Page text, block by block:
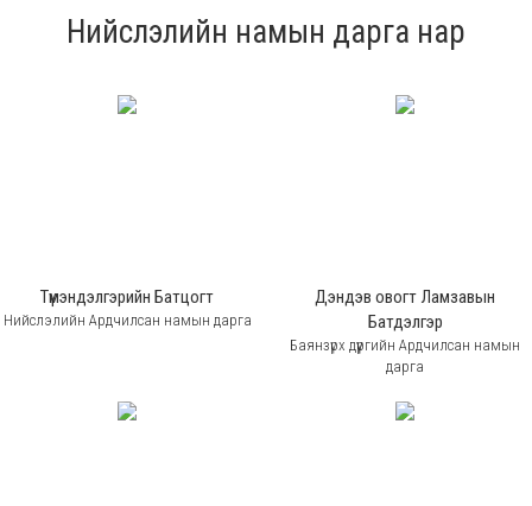
Нийслэлийн намын дарга нар
Түмэндэлгэрийн Батцогт
Нийслэлийн Ардчилсан намын дарга
Дэндэв овогт Ламзавын
Батдэлгэр
Баянзүрх дүүргийн Ардчилсан намын
дарга